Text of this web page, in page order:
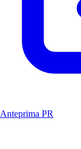
Anteprima PR